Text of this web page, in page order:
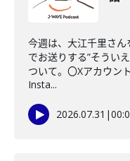
今週は、大江千里さ
でお送りする”そうい
ついて。〇Xアカウ
Insta...
2026.07.31 |